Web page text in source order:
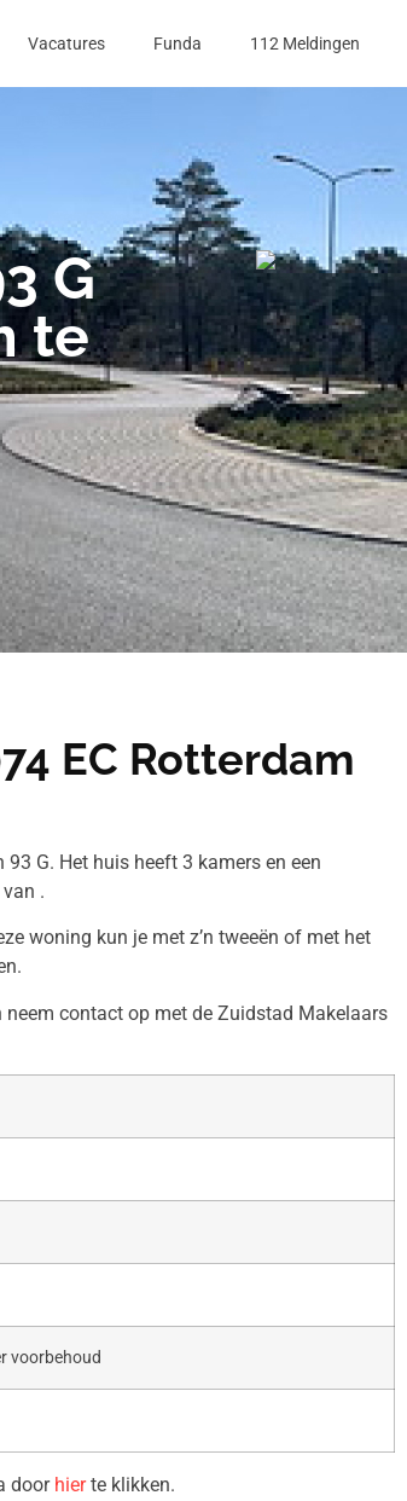
Vacatures Funda 112 Meldingen
G
te
EC Rotterdam
G. Het huis heeft 3 kamers en een
.
woning kun je met z’n tweeën of met het
contact op met de Zuidstad Makelaars
voorbehoud
door hierte klikken.